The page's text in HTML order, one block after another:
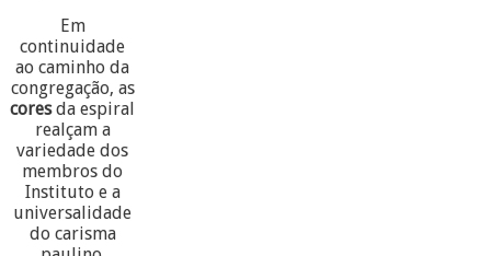
Em
continuidade
ao caminho da
congregação, as
coresda espiral
realçam a
variedade dos
membros do
Instituto e a
universalidade
do carisma